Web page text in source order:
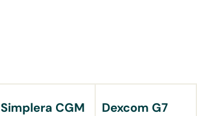
Simplera CGM Dexcom G7